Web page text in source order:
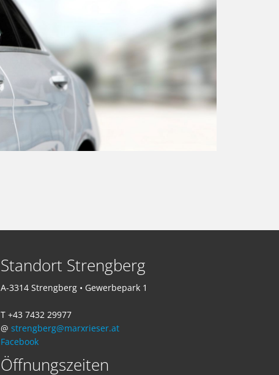
Standort Strengberg
A-3314 Strengberg • Gewerbepark 1
T +43 7432 29977
@ strengberg@marxrieser.at
Facebook
Öffnungszeiten